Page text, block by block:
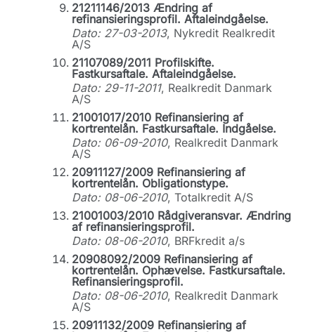
21211146/2013 Ændring af
refinansieringsprofil. Aftaleindgåelse.
Dato: 27-03-2013, Nykredit Realkredit
A/S
21107089/2011 Profilskifte.
Fastkursaftale. Aftaleindgåelse.
Dato: 29-11-2011, Realkredit Danmark
A/S
21001017/2010 Refinansiering af
kortrentelån. Fastkursaftale. Indgåelse.
Dato: 06-09-2010, Realkredit Danmark
A/S
20911127/2009 Refinansiering af
kortrentelån. Obligationstype.
Dato: 08-06-2010, Totalkredit A/S
21001003/2010 Rådgiveransvar. Ændring
af refinansieringsprofil.
Dato: 08-06-2010, BRFkredit a/s
20908092/2009 Refinansiering af
kortrentelån. Ophævelse. Fastkursaftale.
Refinansieringsprofil.
Dato: 08-06-2010, Realkredit Danmark
A/S
20911132/2009 Refinansiering af